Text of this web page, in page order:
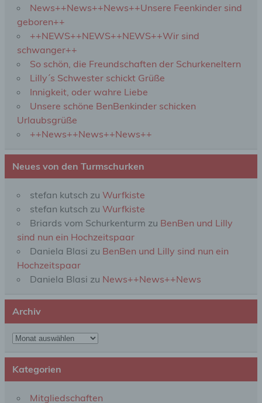
News++News++News++Unsere Feenkinder sind
geboren++
++NEWS++NEWS++NEWS++Wir sind
schwanger++
So schön, die Freundschaften der Schurkeneltern
Lilly´s Schwester schickt Grüße
Innigkeit, oder wahre Liebe
Unsere schöne BenBenkinder schicken
Urlaubsgrüße
++News++News++News++
Neues von den Turmschurken
stefan kutsch zu Wurfkiste
stefan kutsch zu Wurfkiste
Briards vom Schurkenturm zu BenBen und Lilly
sind nun ein Hochzeitspaar
Daniela Blasi zu BenBen und Lilly sind nun ein
Hochzeitspaar
Daniela Blasi zu News++News++News
Archiv
Archiv
Kategorien
Mitgliedschaften
f) Pseudonymisierung
Pseudonymisierung ist die Verarbeitung
personenbezogener Daten in einer Weise, auf
welche die personenbezogenen Daten ohne
Hinzuziehung zusätzlicher Informationen nicht
mehr einer spezifischen betroffenen Person
zugeordnet werden können, sofern diese
werden und technischen und organisatorischen
Maßnahmen unterliegen, die gewährleisten, dass
identifizierten oder identifizierbaren natürlichen
Person zugewiesen werden.
g) Verantwortlicher oder für die Verarbeitung
Verantwortlicher
Verantwortlicher oder für die Verarbeitung
Verantwortlicher ist die natürliche oder juristische
Person, Behörde, Einrichtung oder andere Stelle,
die allein oder gemeinsam mit anderen über die
Zwecke und Mittel der Verarbeitung von
Unionsrecht oder das Recht der Mitgliedstaaten
vorgegeben, so kann der Verantwortliche
beziehungsweise können die bestimmten Kriterien
seiner Benennung nach dem Unionsrecht oder
dem Recht der Mitgliedstaaten vorgesehen
werden.